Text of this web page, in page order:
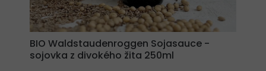
BIO Waldstaudenroggen Sojasauce -
sojovka z divokého žita 250ml